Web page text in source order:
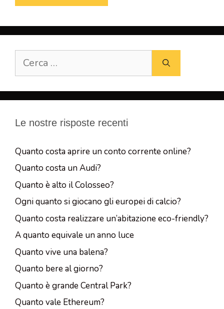
per:
Le nostre risposte recenti
Quanto costa aprire un conto corrente online?
Quanto costa un Audi?
Quanto è alto il Colosseo?
Ogni quanto si giocano gli europei di calcio?
Quanto costa realizzare un’abitazione eco-friendly?
A quanto equivale un anno luce
Quanto vive una balena?
Quanto bere al giorno?
Quanto è grande Central Park?
Quanto vale Ethereum?